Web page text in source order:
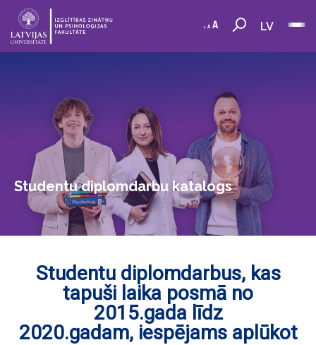
LV
Studentu diplomdarbu katalogs
Studentu diplomdarbus, kas
tapuši laika posmā no
2015.gada līdz
2020.gadam, iespējams aplūkot